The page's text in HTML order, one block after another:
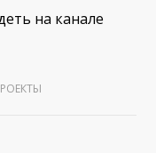
на канале